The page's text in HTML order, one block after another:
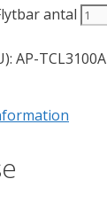
antal
AP-TCL3100A